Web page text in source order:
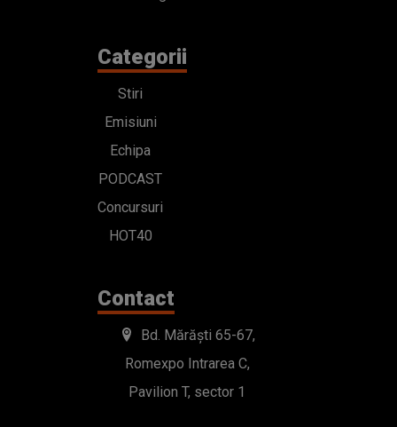
Categorii
Stiri
Emisiuni
Echipa
PODCAST
Concursuri
HOT40
Contact
Bd. Mărăști 65-67,
Romexpo Intrarea C,
Pavilion T, sector 1